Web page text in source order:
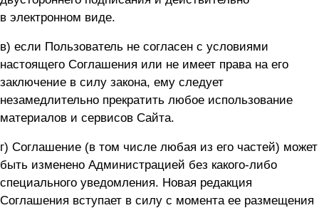
в электронном виде.
в) если Пользователь не согласен с условиями
настоящего Соглашения или не имеет права на его
заключение в силу закона, ему следует
незамедлительно прекратить любое использование
материалов и сервисов Сайта.
г) Соглашение (в том числе любая из его частей) может
быть изменено Администрацией без какого-либо
специального уведомления. Новая редакция
Соглашения вступает в силу с момента ее размещения